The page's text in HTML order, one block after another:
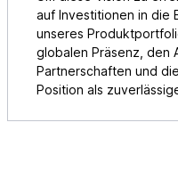
auf Investitionen in die
unseres
globalen Präsenz, den
Partnerschaften und
Position als